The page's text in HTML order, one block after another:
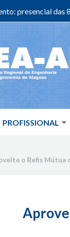
presencial das
PROFISSIONAL
o Refis Mútua